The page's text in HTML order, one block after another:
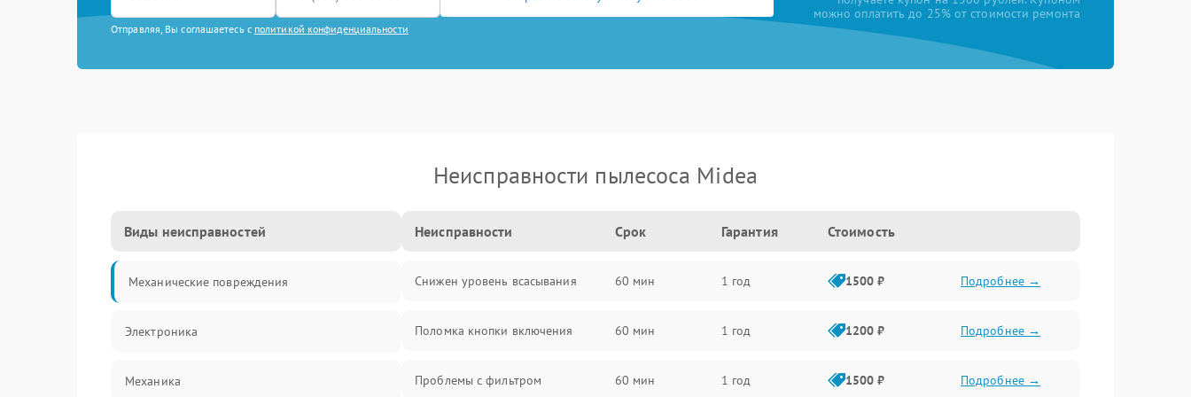
Отправляя, Вы соглашаетесь с политикой конфиденциальности
можно оплатить до 25% от стоимости ремонта
Неисправности пылесоса Midea
Виды неисправностей
Механические повреждения
Электроника
Механика
Неисправности Срок Гарантия Стоимость
Снижен уровень всасывания 60 мин 1 год 1500 ₽ Подробнее →
Поломка кнопки включения 60 мин 1 год 1200 ₽ Подробнее →
Проблемы с фильтром 60 мин 1 год 1500 ₽ Подробнее →